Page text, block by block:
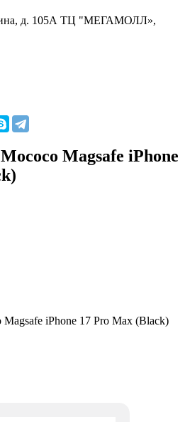
д. 105А ТЦ "МЕГАМОЛЛ»,
Magsafe iPhone
iPhone 17 Pro Max (Black)